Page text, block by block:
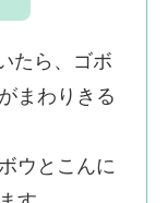
たら、ゴボ
まわりきる
ウとこんに